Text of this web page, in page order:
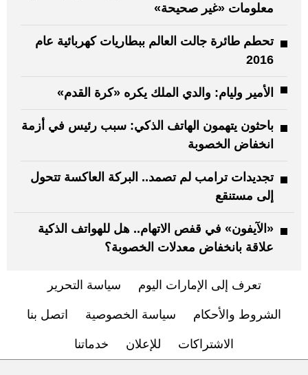
معلومات «غير صحيحة»
تحطم طائرة جالت العالم ببطاريات كهربائية عام
2016
الأمير وليام: والدي الملك يكره «كرة القدم»
باحثون يتهمون الهاتف الذكي: سبب رئيس في أزمة
انخفاض الخصوبة
تجديدات ترامب لم تصمد.. البركة العاكسة تتحول
إلى مستنقع
«الآيفون» في قفص الاتهام.. هل للهواتف الذكية
علاقة بانخفاض معدلات الخصوبة؟
تعرف إلى الإمارات اليوم سياسة التحرير
الشروط والأحكام سياسة الخصوصية اتصل بنا
الاشتراكات للإعلان خدماتنا